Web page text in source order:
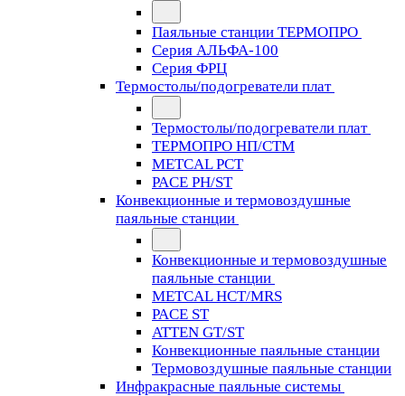
Паяльные станции ТЕРМОПРО
Серия АЛЬФА-100
Серия ФРЦ
Термостолы/подогреватели плат
Термостолы/подогреватели плат
ТЕРМОПРО НП/СТМ
METCAL PCT
PACE PH/ST
Конвекционные и термовоздушные
паяльные станции
Конвекционные и термовоздушные
паяльные станции
METCAL HCT/MRS
PACE ST
ATTEN GT/ST
Конвекционные паяльные станции
Термовоздушные паяльные станции
Инфракрасные паяльные системы